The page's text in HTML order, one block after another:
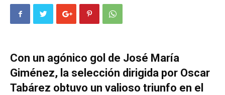
Con un agónico gol de José María
Giménez, la selección dirigida por Oscar
Tabárez obtuvo un valioso triunfo en el